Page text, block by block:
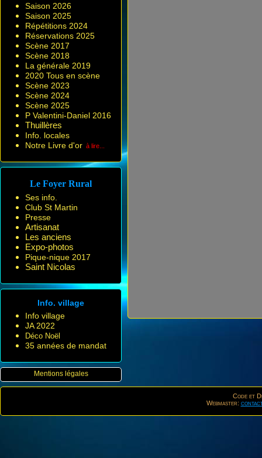
Saison 2026
Saison 2025
Répétitions 2024
Réservations 2025
Scène 2017
Scène 2018
La générale 2019
2020 Tous en scène
Scène 2023
Scène 2024
Scène 2025
P Valentini-Daniel 2016
Thuillères
Info. locales
Notre Livre d'or à lire...
Le Foyer Rural
Ses info.
Club St Martin
Presse
Artisanat
Les anciens
Expo-photos
Pique-nique 2017
Saint Nicolas
Info. village
Info village
JA 2022
Déco Noël
35 années de mandat
Mentions légales
Code et
Webmaster: